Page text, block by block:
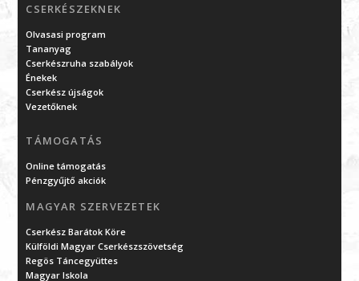
CSERKÉSZEKNEK
Olvasasi program
Tananyag
Cserkészruha szabályok
Énekek
Cserkész újságok
Vezetőknek
TÁMOGATÁS
Online támogatás
Pénzgyűjtő akciók
MAGYAR SZERVEZETEK
Cserkész Barátok Köre
Külföldi Magyar Cserkészszövetség
Regös Táncegyüttes
Magyar Iskola